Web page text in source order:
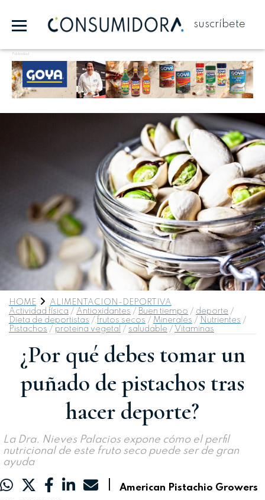
suscríbete
Publicidad
HOME
ALIMENTACION-DEPORTIVA
Actividad física / Antioxidantes / Buen tiempo / deporte /
Dieta de deportistas / frutos secos / Minerales / Nutrientes /
Pistachos / proteina vegetal / saludable / Vitaminas
¿Por qué debes tomar un
puñado de pistachos tras
hacer deporte?
La Dra. Nieves Palacios expone cómo el perfil
nutricional de este fruto seco puede ser de gran
ayuda
American Pistachio Growers